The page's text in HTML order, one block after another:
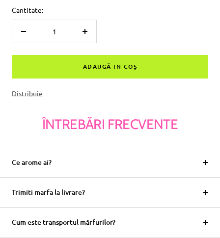
Cantitate:
Măriți
ADAUGĂ IN COŞ
Distribuie
ÎNTREBĂRI FRECVENTE
Ce arome ai?
Trimiti marfa la livrare?
Cum este transportul mărfurilor?